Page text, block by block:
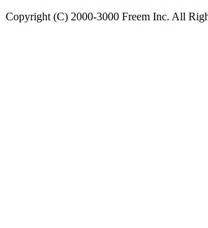
Copyright (C) 2000-3000 Freem Inc. All